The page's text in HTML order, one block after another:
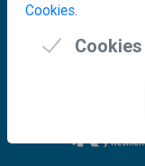
Cookies.